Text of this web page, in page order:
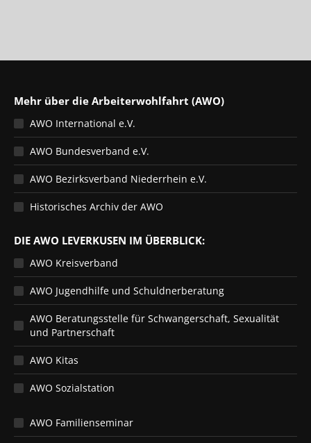
Mehr über die Arbeiterwohlfahrt (AWO)
AWO International e.V.
AWO Bundesverband e.V.
AWO Bezirksverband Niederrhein e.V.
Historisches Archiv der AWO
DIE AWO LEVERKUSEN IM ÜBERBLICK:
AWO Kreisverband
AWO Jugendhilfe und Schuldnerberatung
AWO Beratungsstelle für Schwangerschaft, Sexualität
und Partnerschaft
AWO Kitas
AWO Sozialstation
AWO Familienseminar